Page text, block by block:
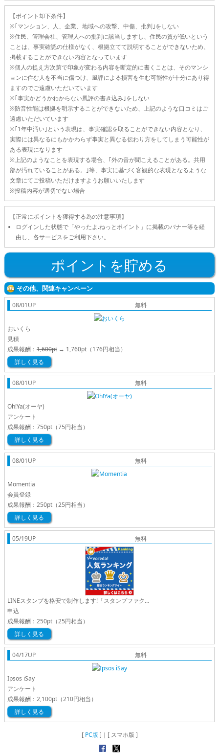
【ポイント却下条件】
※｢マンション、人、企業、地域への攻撃、中傷、批判｣をしない
※住民、管理会社、管理人への批判に該当しますし、住民の質が低いという
ことは、事実確認の仕様がなく、根拠立てて説明することができないため、
掲載することができない内容となっています
※個人の捉え方次第で印象が変わる内容を断定的に書くことは、そのマンシ
ョンに住む人を不当に傷つけ、風評による損害を生む可能性が十分にあり得
ますのでご遠慮いただいています
※｢事実かどうかわからない風評の書き込み｣をしない
※防音性能は根拠を明示することができないため、上記のような口コミはご
遠慮いただいています
※｢1年中汚い｣という表現は、事実確認を取ることができない内容となり、
実際には異なるにもかかわらず事実と異なる伝わり方をしてしまう可能性が
ある表現になります
※上記のようなことを表現する場合、｢外の音が聞こえることがある。共用
部が汚れていることがある。｣等、事実に基づく客観的な表現となるような
文章にてご投稿いただけますようお願いいたします
※投稿内容が適切でない場合
【正常にポイントを獲得する為の注意事項】
ログインした状態で「やったよ.ねっとポイント」に掲載のバナー等を経
由し、各サービスをご利用下さい。
ポイントを貯める
その他、関連キャンペーン
08/01UP 無料
おいくら
見積
成果報酬： 1,600pt→ 1,760pt（176円相当）
詳しく見る
08/01UP 無料
Oh!Ya(オーヤ)
アンケート
成果報酬： 750pt（75円相当）
詳しく見る
08/01UP 無料
Momentia
会員登録
成果報酬： 250pt（25円相当）
詳しく見る
05/19UP 無料
LINEスタンプを格安で制作します!「スタンプファクトリー」
申込
成果報酬： 250pt（25円相当）
詳しく見る
04/17UP 無料
Ipsos iSay
アンケート
成果報酬： 2,100pt（210円相当）
詳しく見る
[ PC版 ]｜[ スマホ版 ]